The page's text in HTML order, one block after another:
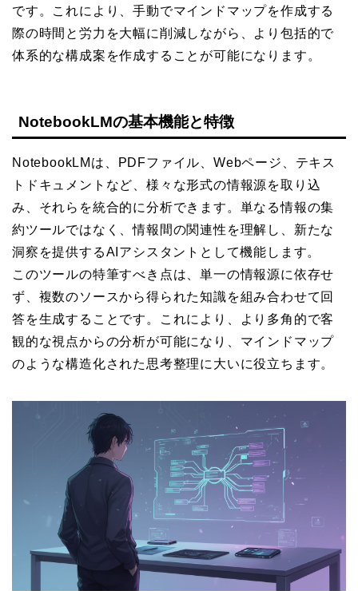
です。これにより、手動でマインドマップを作成する
際の時間と労力を大幅に削減しながら、より包括的で
体系的な構成案を作成することが可能になります。
NotebookLMの基本機能と特徴
NotebookLMは、PDFファイル、Webページ、テキス
トドキュメントなど、様々な形式の情報源を取り込
み、それらを統合的に分析できます。単なる情報の集
約ツールではなく、情報間の関連性を理解し、新たな
洞察を提供するAIアシスタントとして機能します。
このツールの特筆すべき点は、単一の情報源に依存せ
ず、複数のソースから得られた知識を組み合わせて回
答を生成することです。これにより、より多角的で客
観的な視点からの分析が可能になり、マインドマップ
のような構造化された思考整理に大いに役立ちます。